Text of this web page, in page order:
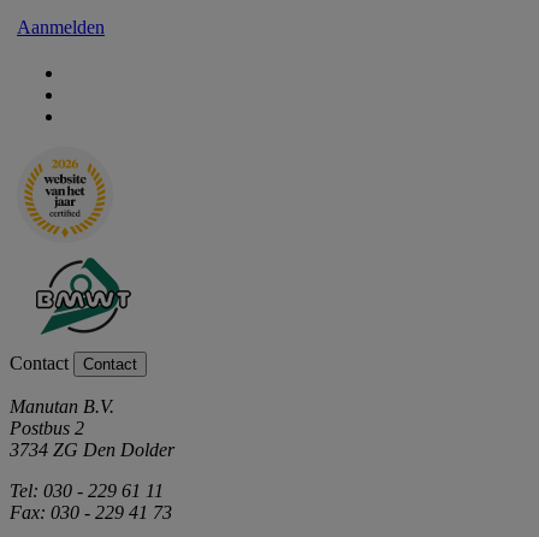
Aanmelden
Contact Contact
Manutan B.V.
Postbus 2
3734 ZG Den Dolder
Tel: 030 - 229 61 11
Fax: 030 - 229 41 73